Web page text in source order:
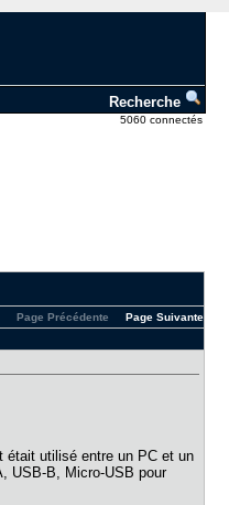
Recherche
5060 connectés
Page Suivante
Page Précédente
était utilisé entre un PC et un
USB-B, Micro-USB pour